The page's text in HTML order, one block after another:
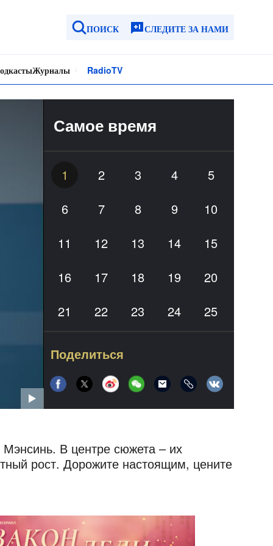
ПОИСК СЛЕДИТЕ ЗА НАМИ
Журналы RadioTV
Самое время
1 2 3 4
5
6
7 8 9
10
11
12 13 14
15
16
17 18 19
20
21
22 23 24
25
31
32 33 34
35
36
37 38 39 40
Поделиться
В центре сюжета – их
рост. Дорожите настоящим, цените